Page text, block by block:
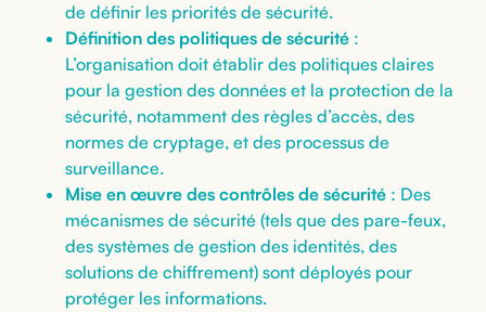
de définir les priorités de sécurité.
Définition des politiques de sécurité:
L’organisation doit établir des politiques claires
pour la gestion des données et la protection de la
sécurité, notamment des règles d’accès, des
normes de cryptage, et des processus de
surveillance.
Mise en œuvre des contrôles de sécurité: Des
mécanismes de sécurité (tels que des pare-feux,
des systèmes de gestion des identités, des
solutions de chiffrement) sont déployés pour
protéger les informations.